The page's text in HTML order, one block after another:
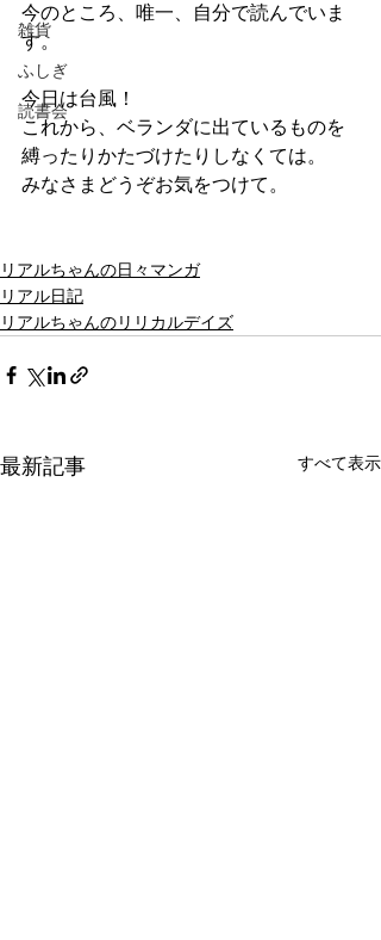
雑貨
ふしぎ
読書会
今のところ、唯一、自分で読んでいま
す。
今日は台風！
これから、ベランダに出ているものを
縛ったりかたづけたりしなくては。
みなさまどうぞお気をつけて。
リアルちゃんの日々マンガ
リアル日記
リアルちゃんのリリカルデイズ
最新記事 すべて表示